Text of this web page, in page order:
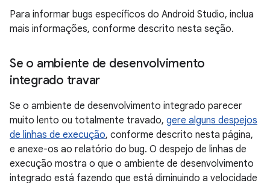
Para informar bugs específicos do Android Studio, inclua
mais informações, conforme descrito nesta seção.
Se o ambiente de desenvolvimento
integrado travar
Se o ambiente de desenvolvimento integrado parecer
muito lento ou totalmente travado, gere alguns despejos
de linhas de execução, conforme descrito nesta página,
e anexe-os ao relatório do bug. O despejo de linhas de
execução mostra o que o ambiente de desenvolvimento
integrado está fazendo que está diminuindo a velocidade